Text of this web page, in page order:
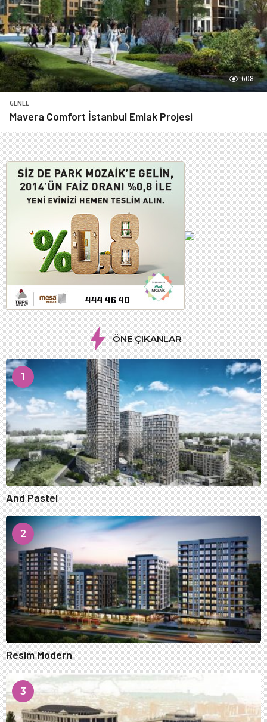
608
GENEL
Mavera Comfort İstanbul Emlak Projesi
ÖNE ÇIKANLAR
1
And Pastel
2
Resim Modern
3